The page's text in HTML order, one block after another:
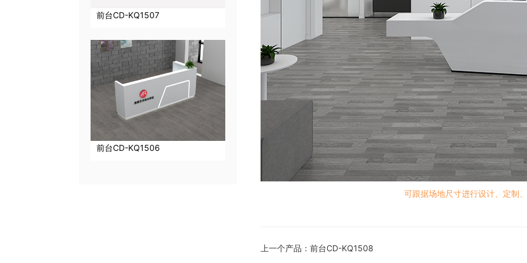
前台CD-KQ1507
前台CD-KQ1506
可跟据场地尺寸进行设计、定制
上一个产品：前台CD-KQ1508